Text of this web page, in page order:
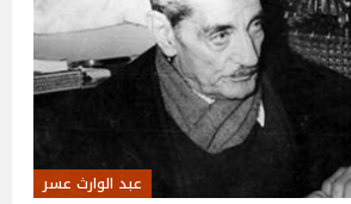
عبد الوارث عسر